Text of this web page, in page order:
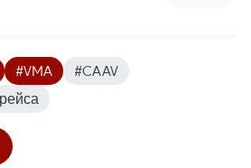
#VMA
#CAAV